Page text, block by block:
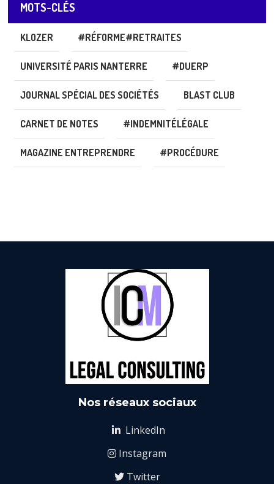
MOTS-CLÉS
KLOZER #RÉFORME#RETRAITES
UNIVERSITÉ PARIS NANTERRE #DUERP
JOURNAL SPÉCIAL DES SOCIÉTÉS BLAST CLUB
CARNET DE NOTES #INDEMNITÉLÉGALE
MAGAZINE ENTREPRENDRE #PROCÉDURE
Nos réseaux sociaux
 LinkedIn
 Instagram
Twitter